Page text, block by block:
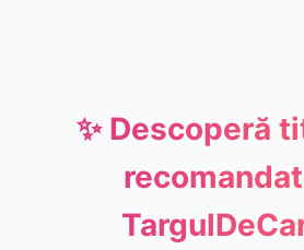
✨ Descoperă